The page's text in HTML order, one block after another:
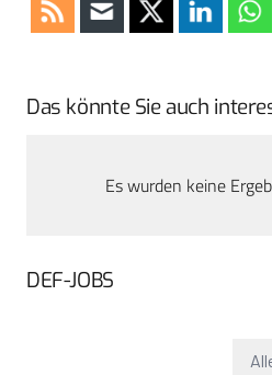
Das könnte Sie auch
Es wurden keine
DEF-JOBS